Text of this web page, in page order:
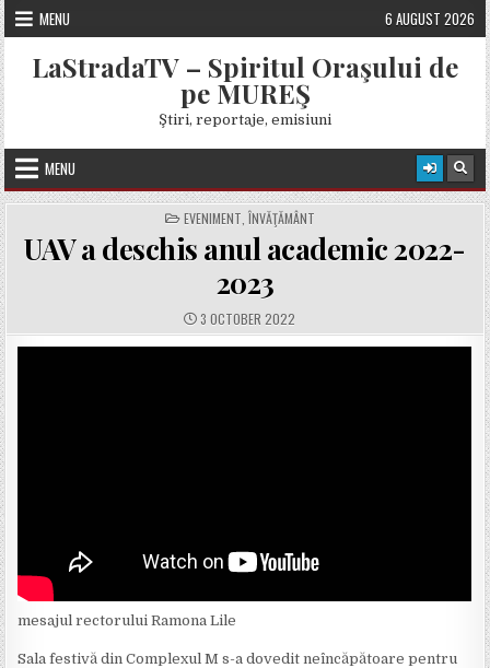
Skip
to
content
MENU 6 AUGUST 2026
LaStradaTV – Spiritul Oraşului de
pe MUREŞ
Ştiri, reportaje, emisiuni
MENU
POSTED
IN
EVENIMENT ÎNVĂŢĂMÂNT
UAV a deschis anul academic 2022-
2023
PUBLISHED
DATE:
3 OCTOBER 2022
mesajul rectorului Ramona Lile
Sala festivă din Complexul M s-a dovedit neîncăpătoare pentru